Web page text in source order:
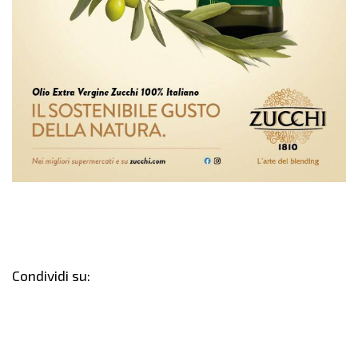
Condividi su: